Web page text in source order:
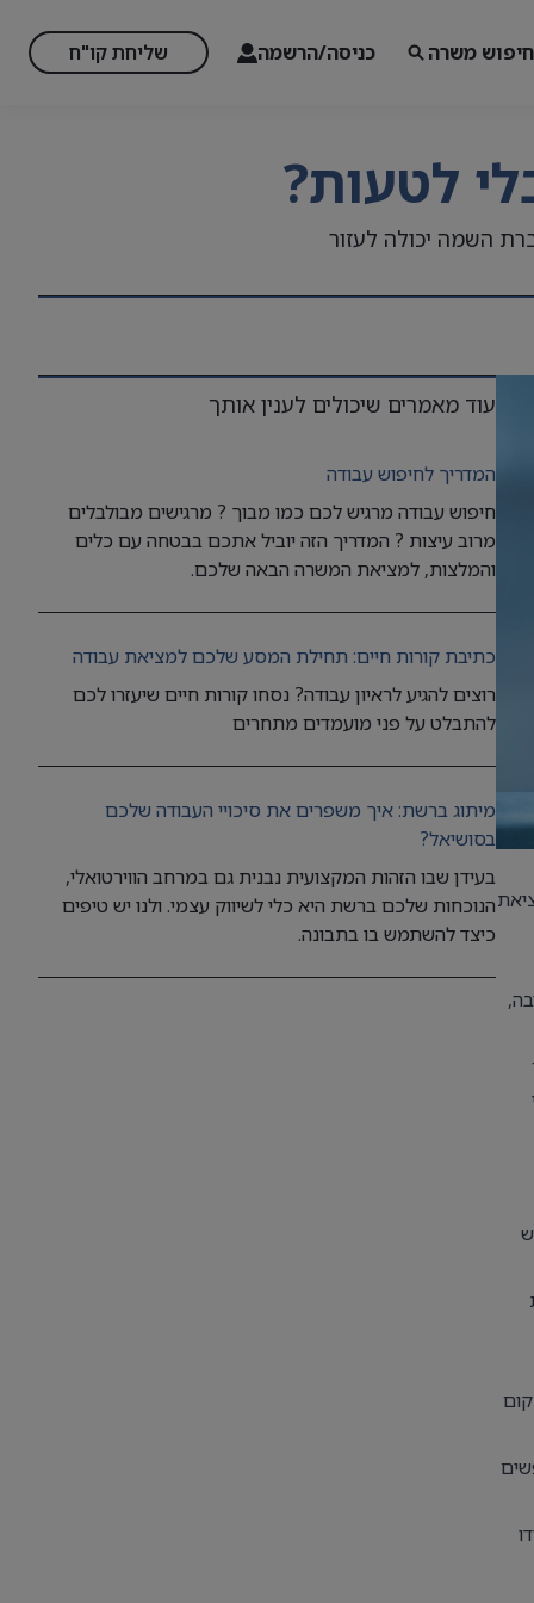
חיפוש משרה כניסה/הרשמה שליחת קו"ח
לטעות?
השמה יכולה לעזור
עוד מאמרים שיכולים לענין אותך
המדריך לחיפוש עבודה
חיפוש עבודה מרגיש לכם כמו מבוך ? מרגישים מבולבלים
מרוב עיצות ? המדריך הזה יוביל אתכם בבטחה עם כלים
והמלצות, למציאת המשרה הבאה שלכם.
כתיבת קורות חיים: תחילת המסע שלכם למציאת עבודה
רוצים להגיע לראיון עבודה? נסחו קורות חיים שיעזרו לכם
להתבלט על פני מועמדים מתחרים
מיתוג ברשת: איך משפרים את סיכויי העבודה שלכם
בסושיאל?
בעידן שבו הזהות המקצועית נבנית גם במרחב הווירטואלי,
הנוכחות שלכם ברשת היא כלי לשיווק עצמי. ולנו יש טיפים
כיצד להשתמש בו בתבונה.